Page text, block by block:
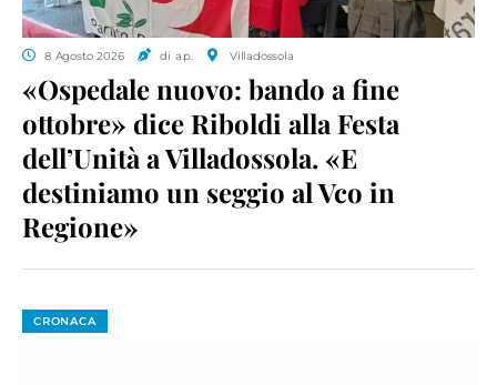
8 Agosto 2026 di a.p. Villadossola
«Ospedale nuovo: bando a fine
ottobre» dice Riboldi alla Festa
dell’Unità a Villadossola. «E
destiniamo un seggio al Vco in
Regione»
CRONACA